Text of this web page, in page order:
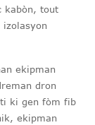
kabòn, tout
ekipman
dron
ki gen fòm fib
ekipman